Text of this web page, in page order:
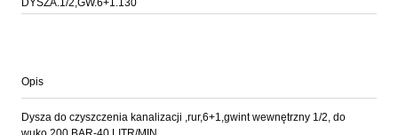
Opis
Dysza do czyszczenia kanalizacji ,rur,6+1,gwint wewnętrzny 1/2, do